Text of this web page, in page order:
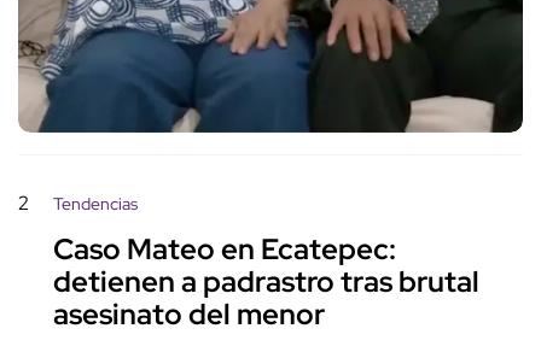
2 Tendencias
Caso Mateo en Ecatepec:
detienen a padrastro tras brutal
asesinato del menor